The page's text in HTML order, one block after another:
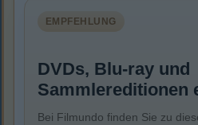
EMPFEHLUNG
DVDs, Blu-ray und
Sammlereditionen
Bei Filmundo finden Sie zu